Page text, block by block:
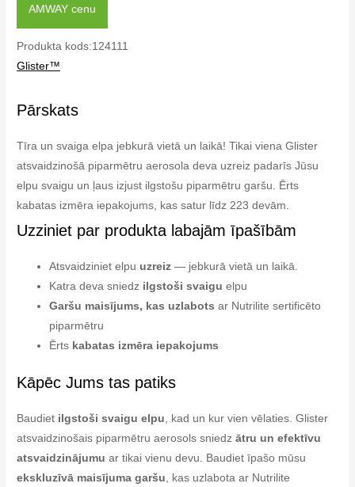
AMWAY cenu
Produkta kods:124111
Glister™
Pārskats
Tīra un svaiga elpa jebkurā vietā un laikā! Tikai viena Glister
atsvaidzinošā piparmētru aerosola deva uzreiz padarīs Jūsu
elpu svaigu un ļaus izjust ilgstošu piparmētru garšu. Ērts
kabatas izmēra iepakojums, kas satur līdz 223 devām.
Uzziniet par produkta labajām īpašībām
Atsvaidziniet elpu uzreiz — jebkurā vietā un laikā.
Katra deva sniedz ilgstoši svaigu elpu
Garšu maisījums, kas uzlabots ar Nutrilite sertificēto
piparmētru
Ērts kabatas izmēra iepakojums
Kāpēc Jums tas patiks
Baudiet ilgstoši svaigu elpu , kad un kur vien vēlaties. Glister
atsvaidzinošais piparmētru aerosols sniedzātru un efektīvu
atsvaidzinājumu ar tikai vienu devu. Baudiet īpašo mūsu
ekskluzīvā maisījuma garšu , kas uzlabota ar Nutrilite